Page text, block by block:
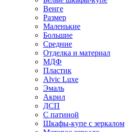
Венге
Размер
Маленькие
Большие
Средние
Отделка и материал
МДФ
Пластик
Alvic Luxe
Эмаль
Акрил
ДСП
С патиной
Шкафы-купе с зеркалом